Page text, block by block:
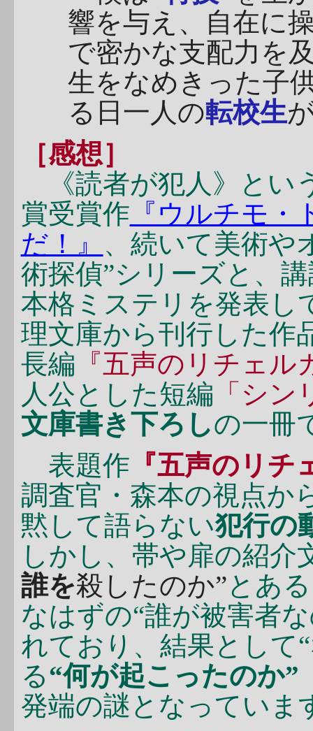
響を与え、自在に
で密かな支配力を
生をなめきった子
る日一人の転校生
［感想］
《読者が犯人》とい
賞受賞作 『ウルチモ
だ！』
、続いて美術や
術探偵”シリーズと、
本格ミステリを発表し
理文庫から刊行した作
長編 『五声のリチェル
人公とした短編 「シ
文庫書き下ろしの一冊
表題作 『五声のリチ
調査官・森本の視点か
黙して語らない犯行の
しかし、帯や扉の紹介
誰を殺したのか”とあ
なはずの“誰が被害者
れており、結果として
る“何が起こったのか”
発端の謎となっていま